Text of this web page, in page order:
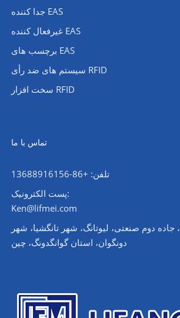
جدا کننده EAS
غیرفعال کننده EAS
برچسب های EAS
سیستم های ضد رأی RFID
سخت افزار RFID
تماس با ما
تلفن: +86-13688916156
پست الکترونیک:
Ken@lifmei.com
نشانی: شماره 4، جاده دوم صنعتی، لیوتانگ، شهر تانگشیا، شهر
دونگوان، استان گوانگدونگ، چین